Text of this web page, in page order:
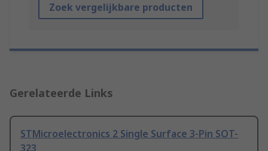
Zoek vergelijkbare producten
Gerelateerde Links
STMicroelectronics 2 Single Surface 3-Pin SOT-
323